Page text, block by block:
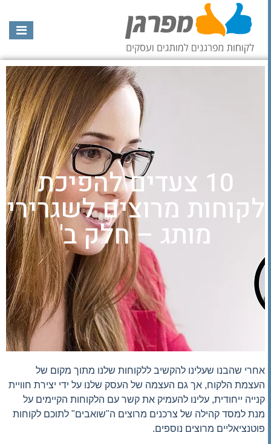
10 צעדים להפיכת
לקוחות מרוצים לשגרירי
מותג – חלק ב'
אחרי שהבנו שעלינו להקשיב ללקוחות שלנו מתוך מקום של
העצמת הלקוח, אך גם העצמה של העסק שלנו על ידי יצירת חוויית
קנייה ייחודית, עלינו להעמיק את קשר עם הלקוחות הקיימים על
מנת למסד קהילה של צרכנים מרוצים ה"שואבים" לתוכם לקוחות
פוטנציאליים מרוצים נוספים.